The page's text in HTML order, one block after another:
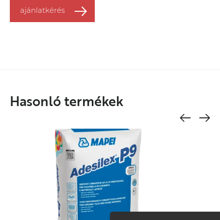
ajánlatkérés
Hasonló termékek